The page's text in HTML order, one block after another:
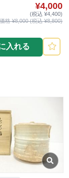
¥4,000
(税込 ¥4,400)
格 ¥8,000 (税込 ¥8,800)
入れる